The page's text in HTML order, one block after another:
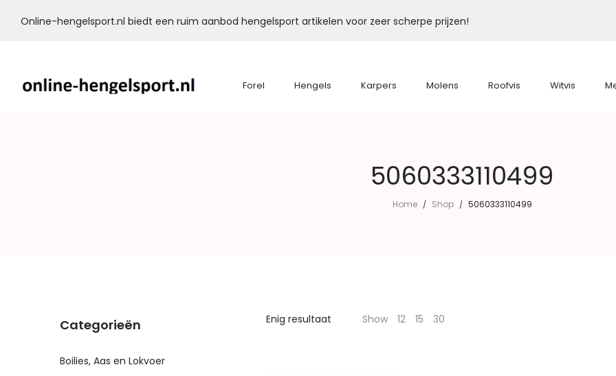
Online-hengelsport.nl biedt een ruim aanbod hengelsport artikelen voor zeer scherpe prijzen!
Forel Hengels Karpers Molens Roofvis Witvis
5060333110499
Home / Shop / 5060333110499
Enig resultaat Show 12 15 30
Categorieën
Boilies, Aas en Lokvoer